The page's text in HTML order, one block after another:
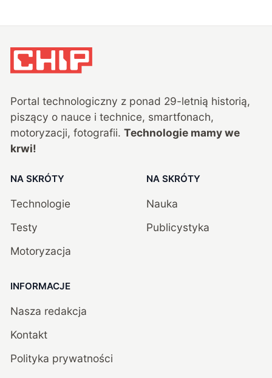
Portal technologiczny z ponad 29-letnią historią,
piszący o nauce i technice, smartfonach,
motoryzacji, fotografii. Technologie mamy we
krwi!
NA SKRÓTY
Technologie
Testy
Motoryzacja
NA SKRÓTY
Nauka
Publicystyka
INFORMACJE
Nasza redakcja
Kontakt
Polityka prywatności